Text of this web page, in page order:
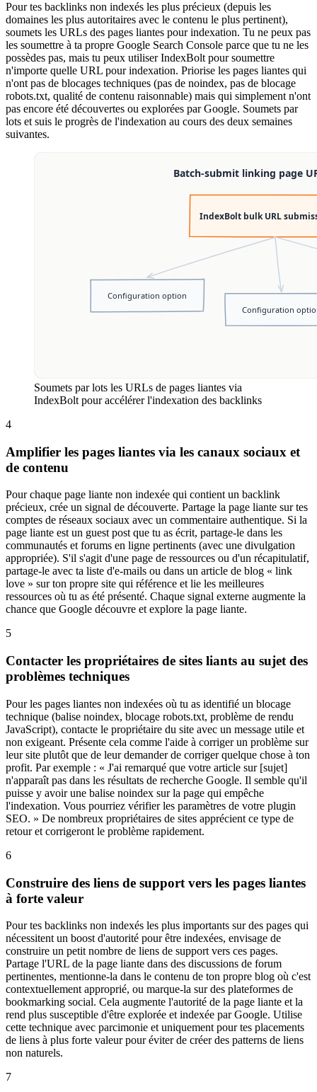
Pour tes backlinks non indexés les plus précieux (depuis les
domaines les plus autoritaires avec le contenu le plus pertinent),
soumets les URLs des pages liantes pour indexation. Tu ne peux pas
les soumettre à ta propre Google Search Console parce que tu ne les
possèdes pas, mais tu peux utiliser IndexBolt pour soumettre
n'importe quelle URL pour indexation. Priorise les pages liantes qui
n'ont pas de blocages techniques (pas de noindex, pas de blocage
robots.txt, qualité de contenu raisonnable) mais qui simplement n'ont
pas encore été découvertes ou explorées par Google. Soumets par
lots et suis le progrès de l'indexation au cours des deux semaines
suivantes.
Soumets par lots les URLs de pages liantes via
IndexBolt pour accélérer l'indexation des backlinks
4
Amplifier les pages liantes via les canaux sociaux et
de contenu
Pour chaque page liante non indexée qui contient un backlink
précieux, crée un signal de découverte. Partage la page liante sur tes
comptes de réseaux sociaux avec un commentaire authentique. Si la
page liante est un guest post que tu as écrit, partage-le dans les
communautés et forums en ligne pertinents (avec une divulgation
appropriée). S'il s'agit d'une page de ressources ou d'un récapitulatif,
partage-le avec ta liste d'e-mails ou dans un article de blog « link
love » sur ton propre site qui référence et lie les meilleures
ressources où tu as été présenté. Chaque signal externe augmente la
chance que Google découvre et explore la page liante.
5
Contacter les propriétaires de sites liants au sujet des
problèmes techniques
Pour les pages liantes non indexées où tu as identifié un blocage
technique (balise noindex, blocage robots.txt, problème de rendu
JavaScript), contacte le propriétaire du site avec un message utile et
non exigeant. Présente cela comme l'aide à corriger un problème sur
leur site plutôt que de leur demander de corriger quelque chose à ton
profit. Par exemple : « J'ai remarqué que votre article sur [sujet]
n'apparaît pas dans les résultats de recherche Google. Il semble qu'il
puisse y avoir une balise noindex sur la page qui empêche
l'indexation. Vous pourriez vérifier les paramètres de votre plugin
SEO. » De nombreux propriétaires de sites apprécient ce type de
retour et corrigeront le problème rapidement.
6
Construire des liens de support vers les pages liantes
à forte valeur
Pour tes backlinks non indexés les plus importants sur des pages qui
nécessitent un boost d'autorité pour être indexées, envisage de
construire un petit nombre de liens de support vers ces pages.
Partage l'URL de la page liante dans des discussions de forum
pertinentes, mentionne-la dans le contenu de ton propre blog où c'est
contextuellement approprié, ou marque-la sur des plateformes de
bookmarking social. Cela augmente l'autorité de la page liante et la
rend plus susceptible d'être explorée et indexée par Google. Utilise
cette technique avec parcimonie et uniquement pour tes placements
de liens à plus forte valeur pour éviter de créer des patterns de liens
non naturels.
7